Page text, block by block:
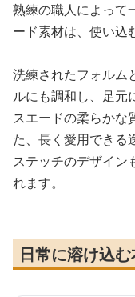
熟練の職人によって
ード素材は、使い込
洗練されたフォルム
ルにも調和し、足元
スエードの柔らかな
た、長く愛用できる
ステッチのデザイン
れます。
日常に溶け込